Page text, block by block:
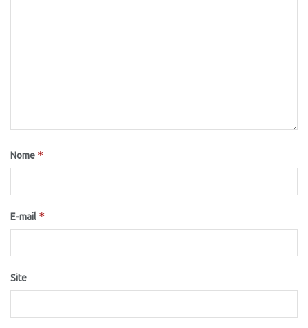
Nome *
E-mail *
Site